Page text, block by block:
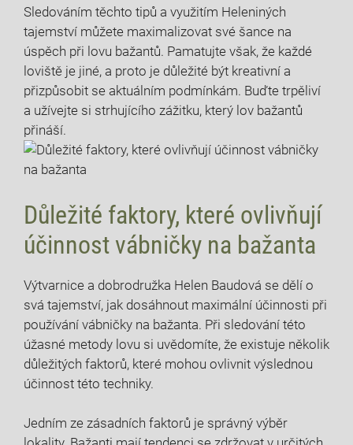
Sledováním těchto⁢ tipů a využitím⁤ Heleniných
tajemství můžete maximalizovat své‌ šance ⁢na
úspěch při lovu bažantů. Pamatujte však,⁤ že každé
‍loviště je jiné, a proto je důležité být kreativní‌ a⁢
přizpůsobit se aktuálním⁣ podmínkám.‌ Buďte trpěliví‍
a užívejte si strhujícího zážitku,‍ který lov bažantů
přináší.
Důležité faktory, které ovlivňují
‌účinnost vábničky na bažanta
Výtvarnice a dobrodružka Helen Baudová se ‌dělí o
⁢svá tajemství, jak dosáhnout maximální účinnosti při
používání vábničky na bažanta. Při sledování této⁢
úžasné metody lovu​ si⁢ uvědomíte, že existuje několik
důležitých ​faktorů, které mohou ovlivnit výslednou ​
účinnost této techniky.
Jedním ze zásadních⁢ faktorů je správný výběr